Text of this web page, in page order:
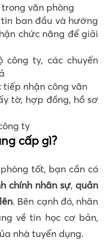
văn phòng
ban đầu và hướng
chức năng để giải
công ty, các chuyến
tiếp nhận công văn
tờ, hợp đồng, hồ sơ
ty
cấp gì?
tốt, bạn cần có
chính nhân sự,quản
. Bên cạnh đó, nhân
về tin học cơ bản,
nhà tuyển dụng.